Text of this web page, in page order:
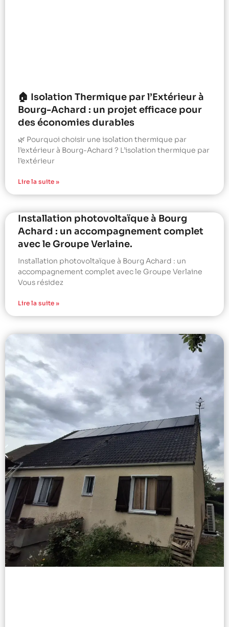
🏠 Isolation Thermique par l’Extérieur à
Bourg-Achard : un projet efficace pour
des économies durables
🌿 Pourquoi choisir une isolation thermique par
l’extérieur à Bourg-Achard ? L’isolation thermique par
l’extérieur
Lire la suite »
Installation photovoltaïque à Bourg
Achard : un accompagnement complet
avec le Groupe Verlaine.
Installation photovoltaïque à Bourg Achard : un
accompagnement complet avec le Groupe Verlaine
Vous résidez
Lire la suite »